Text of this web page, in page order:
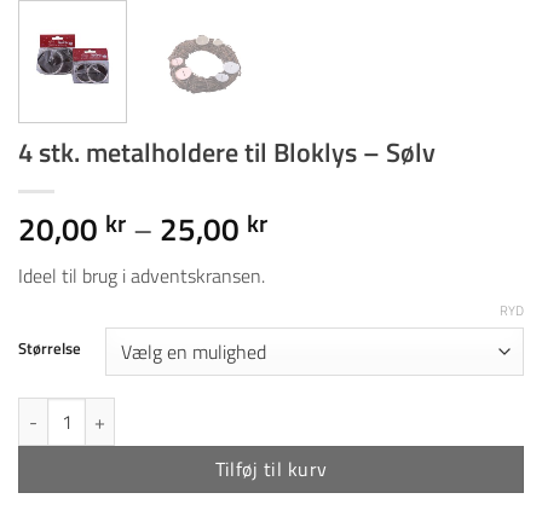
4 stk. metalholdere til Bloklys – Sølv
20,00 kr – 25,00 krPrisinterval:
25,00 kr
Ideel til brug i adventskransen.
Størrelse
RYD
4 stk. metalholdere til Bloklys - Sølv antal
Tilføj til kurv